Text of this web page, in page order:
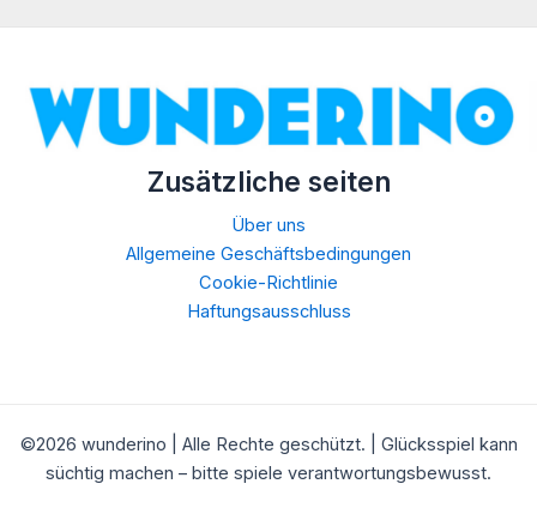
Zusätzliche seiten
Über uns
Allgemeine Geschäftsbedingungen
Cookie-Richtlinie
Haftungsausschluss
©2026 wunderino | Alle Rechte geschützt. | Glücksspiel kann
süchtig machen – bitte spiele verantwortungsbewusst.